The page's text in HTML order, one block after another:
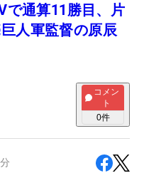
で通算11勝目、片
人軍監督の原辰
コメン
ト
0件